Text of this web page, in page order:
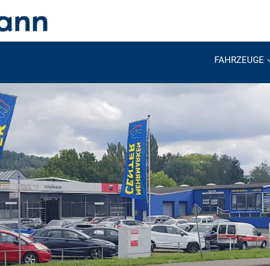
FAHRZEUGE